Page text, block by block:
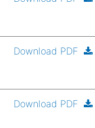
Download PDF
Download PDF